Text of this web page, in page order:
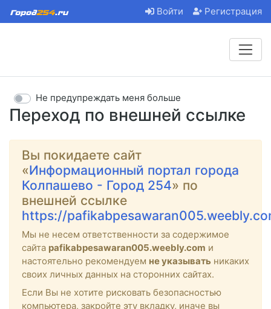
Войти Регистрация
Переход по внешней ссылке
Не предупреждать меня больше
Вы покидаете сайт
«Информационный портал города
Колпашево - Город 254» по
внешней ссылке
https://
Мы не несем ответственности за содержимое
сайта pafikabpesawaran005.weebly.com и
настоятельно рекомендуем не указывать никаких
своих личных данных на сторонних сайтах.
Если Вы не хотите рисковать безопасностью
компьютера, закройте эту вкладку, иначе вы